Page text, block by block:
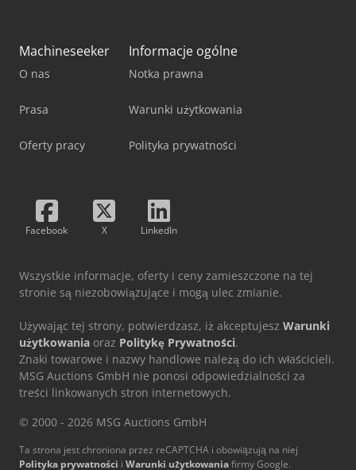
Machineseeker
O nas
Prasa
Oferty pracy
Informacje ogólne
Notka prawna
Warunki użytkowania
Polityka prywatności
Facebook X LinkedIn
Wszystkie informacje, oferty i ceny zamieszczone na tej
stronie są niezobowiązujące i mogą ulec zmianie.
Używając tej strony, potwierdzasz, iż akceptujesz Warunki
użytkowania oraz Politykę Prywatności.
Znaki towarowe i nazwy handlowe należą do ich właścicieli.
MSG Auctions GmbH nie ponosi odpowiedzialności za
treści linkowanych stron internetowych.
© 2000 - 2026 MSG Auctions GmbH
Ta strona jest chroniona przez reCAPTCHA i obowiązują na niej
Polityka prywatności i Warunki użytkowaniafirmy Google.